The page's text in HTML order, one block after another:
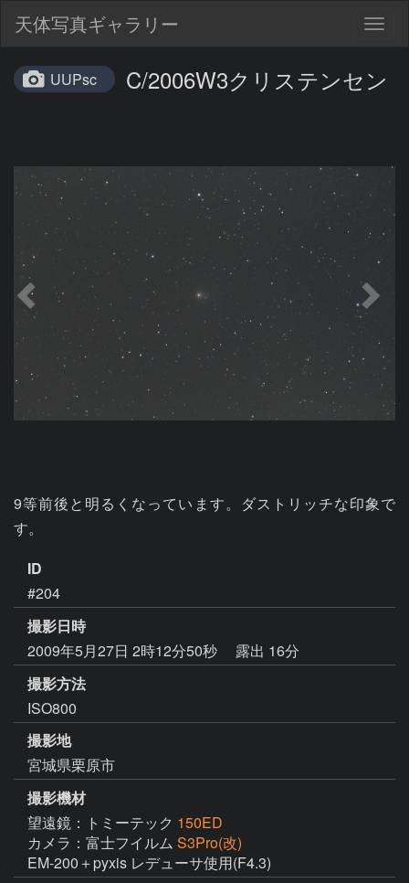
天体写真ギャラリー
UUPsc C/2006W3クリステンセン
9等前後と明るくなっています。ダストリッチな印象で
す。
ID
#204
撮影日時
2009年5月27日 2時12分50秒
露出 16分
撮影方法
ISO800
撮影地
宮城県栗原市
撮影機材
望遠鏡：トミーテック 150ED
カメラ：富士フイルム S3Pro(改)
EM-200＋pyxis レデューサ使用(F4.3)